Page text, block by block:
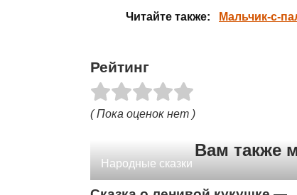
Читайте также: Мальчик-с-
Рейтинг
( Пока оценок нет )
Вам также
Народные сказки